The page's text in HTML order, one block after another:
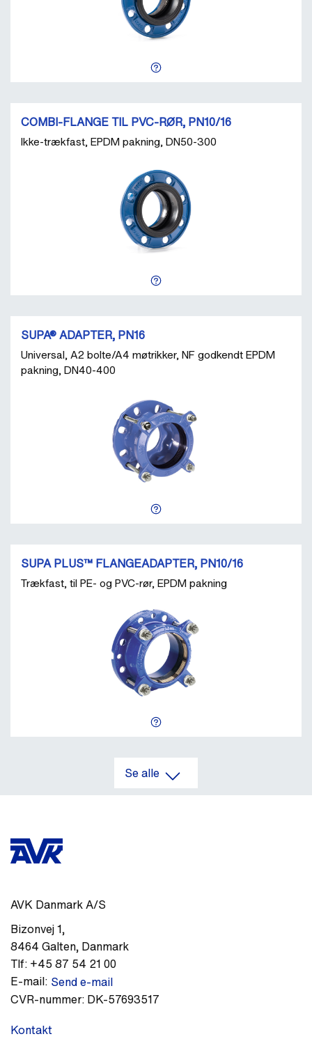
COMBI-FLANGE TIL PVC-RØR, PN10/16
Ikke-trækfast, EPDM pakning, DN50-300
SUPA® ADAPTER, PN16
Universal, A2 bolte/A4 møtrikker, NF godkendt EPDM
pakning, DN40-400
SUPA PLUS™ FLANGEADAPTER, PN10/16
Trækfast, til PE- og PVC-rør, EPDM pakning
Se alle
AVK Danmark A/S
Bizonvej 1,
8464 Galten, Danmark
Tlf: +45 87 54 21 00
E-mail: Send e-mail
CVR-nummer: DK-57693517
Kontakt